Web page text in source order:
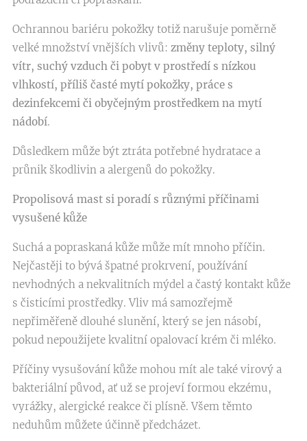
Ochrannou bariéru pokožky totiž narušuje poměrně
velké množství vnějších vlivů: změny teploty, silný
vítr, suchý vzduch či pobyt v prostředí s nízkou
vlhkostí, příliš časté mytí pokožky, práce s
dezinfekcemi či obyčejným prostředkem na mytí
nádobí.
Důsledkem může být ztráta potřebné hydratace a
průnik škodlivin a alergenů do pokožky.
Propolisová mast si poradí s různými příčinami
vysušené kůže
Suchá a popraskaná kůže může mít mnoho příčin.
Nejčastěji to bývá špatné prokrvení, používání
nevhodných a nekvalitních mýdel a častý kontakt kůže
s čisticími prostředky. Vliv má samozřejmě
nepřiměřeně dlouhé slunění, který se jen násobí,
pokud nepoužijete kvalitní opalovací krém či mléko.
Příčiny vysušování kůže mohou mít ale také virový a
bakteriální původ, ať už se projeví formou ekzému,
vyrážky, alergické reakce či plísně. Všem těmto
neduhům můžete účinně předcházet.